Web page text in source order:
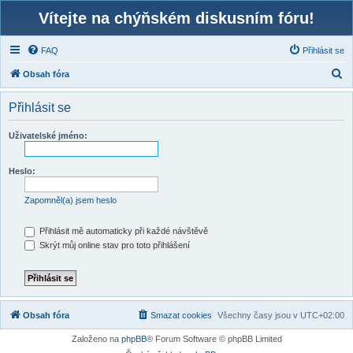
Vítejte na chýňském diskusním fóru!
FAQ Přihlásit se
Obsah fóra
l
Přihlásit se
Uživatelské jméno:
Heslo:
Zapomněl(a) jsem heslo
Přihlásit mě automaticky při každé návštěvě
Skrýt můj online stav pro toto přihlášení
Obsah fóra Všechny časy jsou v UTC+02:00
Smazat cookies
Založeno na phpBB® Forum Software © phpBB Limited